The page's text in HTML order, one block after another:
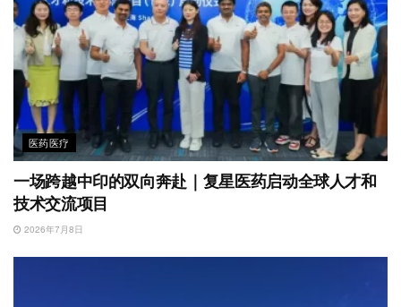
医药医疗
一场跨越中印的双向奔赴｜复星医药启动全球人才和
技术交流项目
2026年7月8日